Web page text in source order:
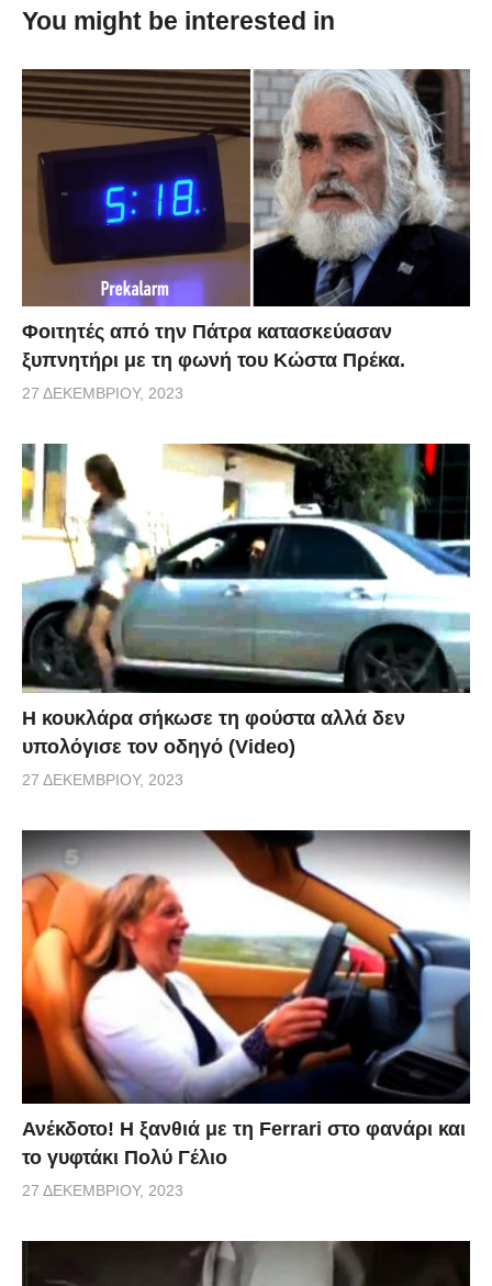
φταίνε τα μαξιλάρια και τα βγάζουν για να το
κόβουν τον καναπέ σε κομμάτια!
You might be interested in
Φοιτητές από την Πάτρα κατασκεύασαν
ξυπνητήρι με τη φωνή του Κώστα Πρέκα.
27 ΔΕΚΕΜΒΡΊΟΥ, 2023
Η κουκλάρα σήκωσε τη φούστα αλλά δεν
υπολόγισε τον οδηγό (Video)
27 ΔΕΚΕΜΒΡΊΟΥ, 2023
Ανέκδοτο! Η ξανθιά με τη Ferrari στο φανάρι και
το γυφτάκι Πολύ Γέλιο
27 ΔΕΚΕΜΒΡΊΟΥ, 2023